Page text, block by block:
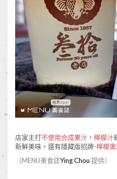
店家主打不使用合成果汁 ， 檸檬汁
新鮮美味。還有隱藏版招牌-檸檬
（MENU美食誌Ying Chou 提供）